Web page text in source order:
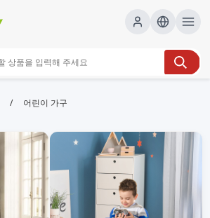
B2B/B2C
, 아이방인테리어, wholesale 어
합리적으로 제공합니다. 아이의 성장에 맞춘
로 아이방 꾸미기를 쉽고 즐겁게 도와드립니
요.
/ 어린이 가구